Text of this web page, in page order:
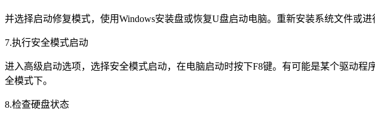
并选择启动修复模式，使用Windows安装盘或恢复U盘启动电脑。重新安装系统文件或
7.执行安全模式启动
进入高级启动选项，选择安全模式启动，在电脑启动时按下F8键。有可能是某个驱动
全模式下。
8.检查硬盘状态